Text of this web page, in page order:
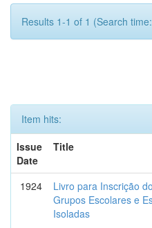
Results 1-1 of 1 (Search
Item hits:
Issue
Date
Title
1924
Livro para Inscrição
Grupos Escolares e
Isoladas